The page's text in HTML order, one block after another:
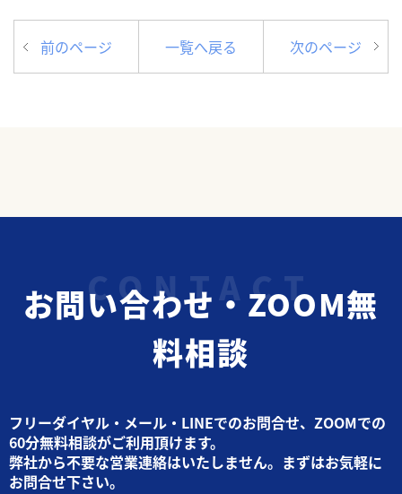
前のページ 一覧へ戻る 次のページ
お問い合わせ・ZOOM無
料相談
フリーダイヤル・メール・LINEでのお問合せ、ZOOMでの
60分無料相談がご利用頂けます。
弊社から不要な営業連絡はいたしません。まずはお気軽に
お問合せ下さい。